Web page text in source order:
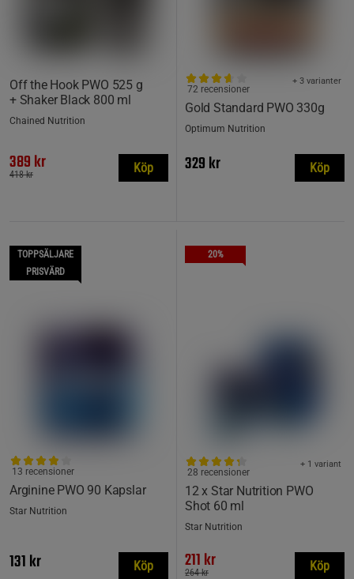
Off the Hook PWO 525 g
+ Shaker Black 800 ml
Chained Nutrition
389 kr
418 kr Köp
Gold Standard PWO 330g
+ 3 varianter
72 recensioner
Optimum Nutrition
329 kr Köp
TOPPSÄLJARE
PRISVÄRD
Arginine PWO 90 Kapslar
13 recensioner
Star Nutrition
131 kr Köp
20%
12 x Star Nutrition PWO
Shot 60 ml
+ 1 variant
28 recensioner
Star Nutrition
211 kr
264 kr Köp